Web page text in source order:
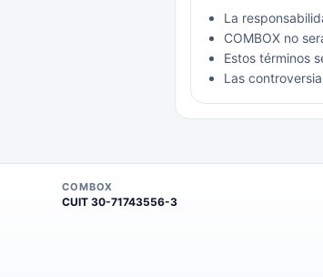
La
COMBOX no
Estos términos
Las
COMBOX
CUIT 30-71743556-3